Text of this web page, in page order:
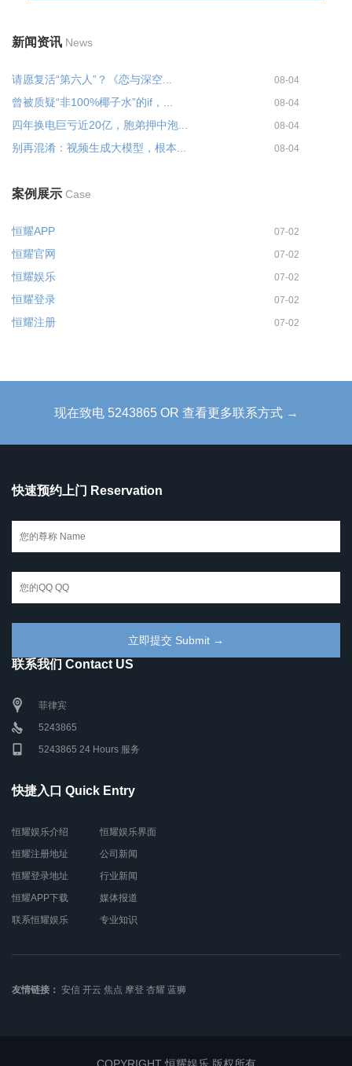
新闻资讯 News
请愿复活“第六人”？《恋与深空... 08-04
曾被质疑“非100%椰子水”的if，... 08-04
四年换电巨亏近20亿，胞弟押中泡... 08-04
别再混淆：视频生成大模型，根本... 08-04
案例展示 Case
恒耀APP 07-02
恒耀官网 07-02
恒耀娱乐 07-02
恒耀登录 07-02
恒耀注册 07-02
现在致电 5243865 OR 查看更多联系方式 →
快速预约上门 Reservation
联系我们 Contact US
菲律宾
5243865
5243865 24 Hours 服务
快捷入口 Quick Entry
恒耀娱乐介绍
恒耀注册地址
恒耀登录地址
恒耀APP下载
联系恒耀娱乐
恒耀娱乐界面
公司新闻
行业新闻
媒体报道
专业知识
友情链接： 安信 开云 焦点 摩登 杏耀 蓝狮
COPYRIGHT 恒耀娱乐 版权所有